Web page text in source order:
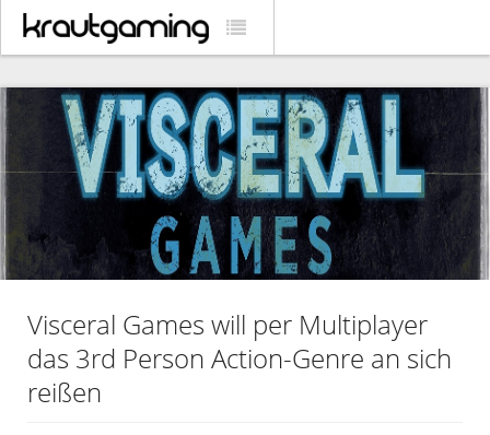
Visceral Games will per Multiplayer
das 3rd Person Action-Genre an sich
reißen